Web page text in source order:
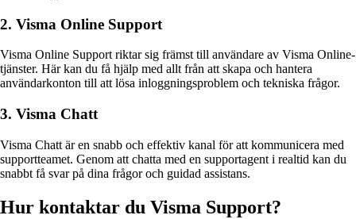
2. Visma Online Support
Visma Online Support riktar sig främst till användare av Visma Online-
tjänster. Här kan du få hjälp med allt från att skapa och hantera
användarkonton till att lösa inloggningsproblem och tekniska frågor.
3. Visma Chatt
Visma Chatt är en snabb och effektiv kanal för att kommunicera med
supportteamet. Genom att chatta med en supportagent i realtid kan du
snabbt få svar på dina frågor och guidad assistans.
Hur kontaktar du Visma Support?